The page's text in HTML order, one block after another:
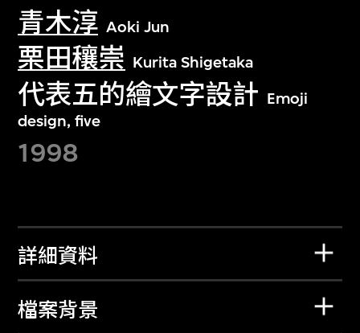
青木淳 Aoki Jun
栗田穰崇 Kurita Shigetaka
代表五的繪文字設計 Emoji
design, five
1998
詳細資料
檔案背景
文化藏品。